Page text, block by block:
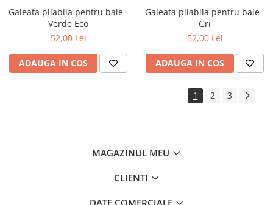
Galeata pliabila pentru baie -
Verde Eco
52,00 Lei
ADAUGA IN COS
Galeata pliabila pentru baie -
Gri
52,00 Lei
ADAUGA IN COS
1 2 3
MAGAZINUL MEU
CLIENTI
DATE COMERCIALE